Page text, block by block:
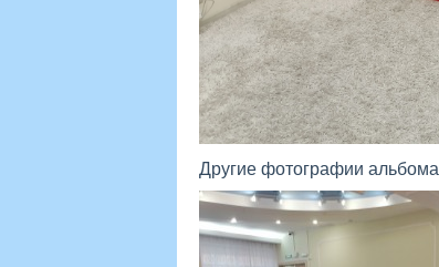
Другие фотографии альбома